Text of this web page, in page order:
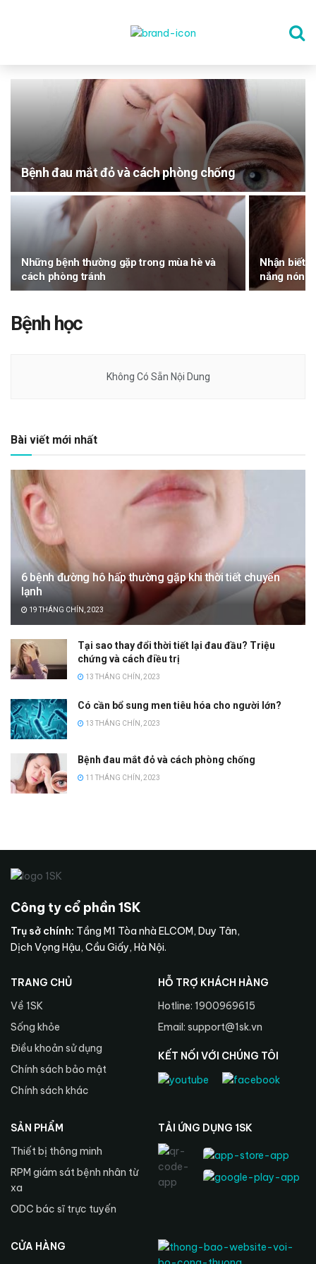
DINH DƯỠNG
SỨC KHỎE TINH THẦN
CÔNG NGHỆ
Bệnh đau mắt đỏ và cách phòng chống
Những bệnh thường gặp trong mùa hè và
cách phòng tránh
Nhận biết
nắng nóng
Bệnh học
Không Có Sẵn Nội Dung
Bài viết mới nhất
6 bệnh đường hô hấp thường gặp khi thời tiết chuyển
lạnh
19 THÁNG CHÍN, 2023
Tại sao thay đổi thời tiết lại đau đầu? Triệu
chứng và cách điều trị
13 THÁNG CHÍN, 2023
Có cần bổ sung men tiêu hóa cho người lớn?
13 THÁNG CHÍN, 2023
Bệnh đau mắt đỏ và cách phòng chống
11 THÁNG CHÍN, 2023
Công ty cổ phần 1SK
Trụ sở chính: Tầng M1 Tòa nhà ELCOM, Duy Tân,
Dịch Vọng Hậu, Cầu Giấy, Hà Nội.
TRANG CHỦ
Về 1SK
Sống khỏe
Điều khoản sử dụng
Chính sách bảo mật
Chính sách khác
HỖ TRỢ KHÁCH HÀNG
Hotline: 1900969615
Email: support@1sk.vn
KẾT NỐI VỚI CHÚNG TÔI
SẢN PHẨM
Thiết bị thông minh
RPM giám sát bệnh nhân từ
xa
ODC bác sĩ trực tuyến
TẢI ỨNG DỤNG 1SK
CỬA HÀNG